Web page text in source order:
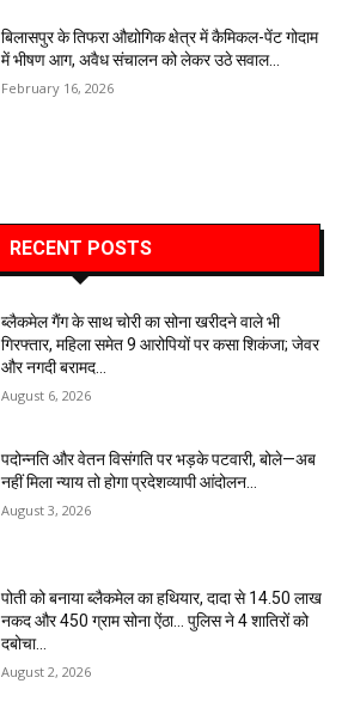
बिलासपुर के तिफरा औद्योगिक क्षेत्र में कैमिकल-पेंट गोदाम
में भीषण आग, अवैध संचालन को लेकर उठे सवाल…
February 16, 2026
RECENT POSTS
ब्लैकमेल गैंग के साथ चोरी का सोना खरीदने वाले भी
गिरफ्तार, महिला समेत 9 आरोपियों पर कसा शिकंजा; जेवर
और नगदी बरामद…
August 6, 2026
पदोन्नति और वेतन विसंगति पर भड़के पटवारी, बोले—अब
नहीं मिला न्याय तो होगा प्रदेशव्यापी आंदोलन…
August 3, 2026
पोती को बनाया ब्लैकमेल का हथियार, दादा से 14.50 लाख
नकद और 450 ग्राम सोना ऐंठा… पुलिस ने 4 शातिरों को
दबोचा…
August 2, 2026